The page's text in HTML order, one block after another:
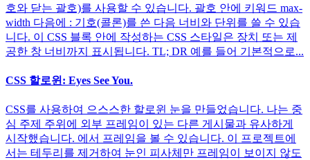
호와 닫는 괄호)를 사용할 수 있습니다. 괄호 안에 키워드 max-
width 다음에 : 기호(콜론)를 쓴 다음 너비와 단위를 쓸 수 있습
니다. 이 CSS 블록 안에 작성하는 CSS 스타일은 장치 또는 제
공한 창 너비까지 표시됩니다. TL; DR 예를 들어 기본적으로...
CSS 할로윈: Eyes See You.
CSS를 사용하여 으스스한 할로윈 눈을 만들었습니다. 나는 중
심 주제 주위에 외부 프레임이 있는 다른 게시물과 유사하게
시작했습니다. 에서 프레임을 볼 수 있습니다. 이 프로젝트에
서는 테두리를 제거하여 눈인 피사체만 프레임이 보이지 않도